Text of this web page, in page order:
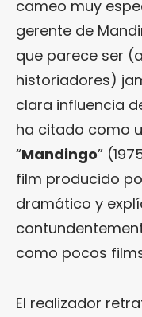
cameo muy
gerente de
que parece ser
historiadores)
clara influencia
ha citado como
“Mandingo”
film producido
dramático y
como pocos
El realizador